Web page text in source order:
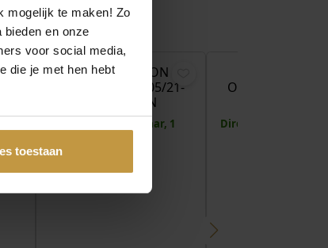
mogelijk te maken! Zo
en onze
voor social media,
die je met hen hebt
toestaan
COEUR DE LION
OORBELLEN 4905/21-
0500 GREEN
1x Direct leverbaar, 1
OORBELLEN
Direct leverbaar, 1